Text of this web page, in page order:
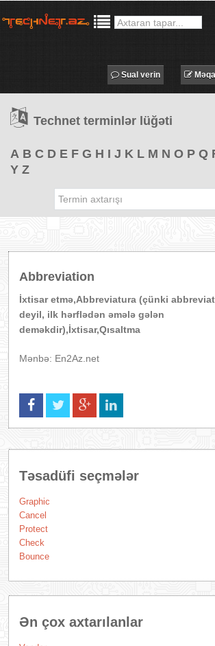
Sual verin
Technet terminlər lüğəti
A B C D E F G H I J K L M N O P Q
Y Z
Abbreviation
İxtisar etmə,Abbreviatura (çünki
deyil, ilk hərflədən əmələ gələn
deməkdir),İxtisar,Qısaltma
Mənbə: En2Az.net
Təsadüfi seçmələr
Graphic
Cancel
Protect
Check
Bounce
Ən çox axtarılanlar